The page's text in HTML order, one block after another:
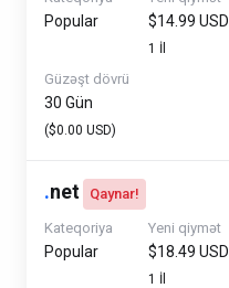
Popular $14.99 USD
1 İl
Güzəşt dövrü
30 Gün
($0.00 USD)
.net Qaynar!
Kateqoriya
Popular
Yeni qiymət
$18.49 USD
1 İl